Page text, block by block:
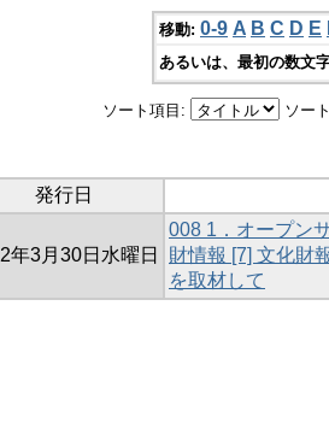
移動: 0-9 A B C D E
あるいは、最初の数文
ソート項目: ソー
発行日
年3月30日水曜日
008 1．オープン
財情報 [7] 文化財
を取材して